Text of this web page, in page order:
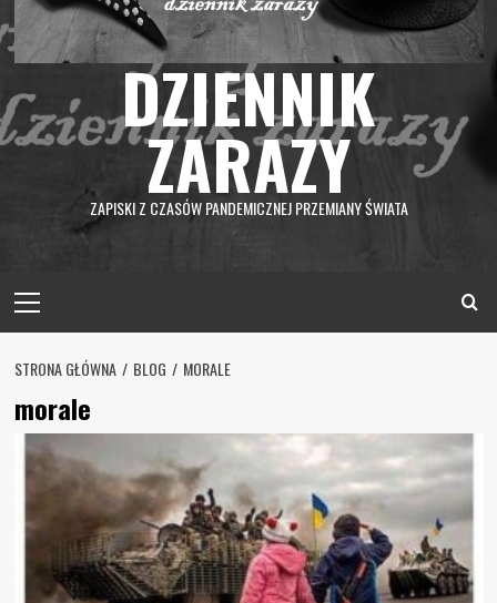
DZIENNIK
ZARAZY
ZAPISKI Z CZASÓW PANDEMICZNEJ PRZEMIANY ŚWIATA
Menu
STRONA GŁÓWNA BLOG MORALE
morale